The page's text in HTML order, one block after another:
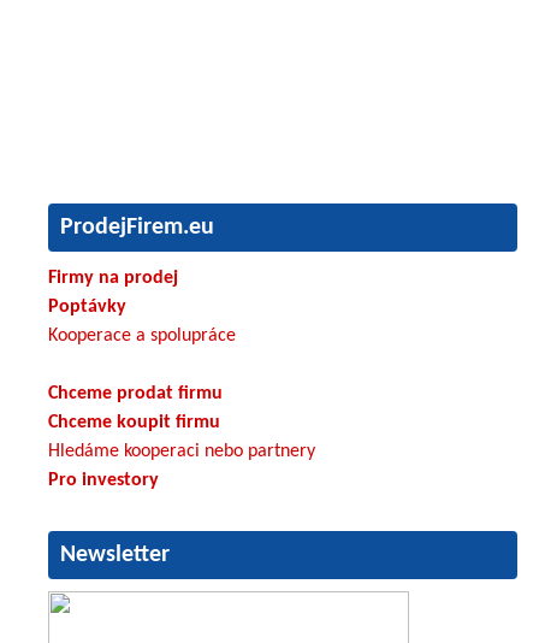
ProdejFirem.eu
Firmy na prodej
Poptávky
Kooperace a spolupráce
Chceme prodat firmu
Chceme koupit firmu
Hledáme kooperaci nebo partnery
Pro investory
Newsletter